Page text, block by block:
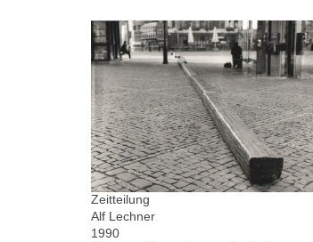
Zeitteilung
Alf Lechner
1990